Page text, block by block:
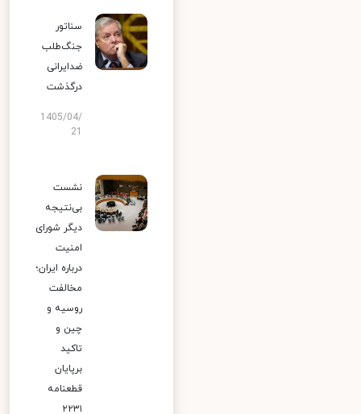
سناتور
جنگ‌طلب
ضدایرانی
درگذشت
1405/04/
نشست
بی‌نتیجه
دیگر شورای
امنیت
درباره ایران؛
مخالفت
روسیه و
چین و
تاکید
برپایان
قطعنامه
۲۲۳۱